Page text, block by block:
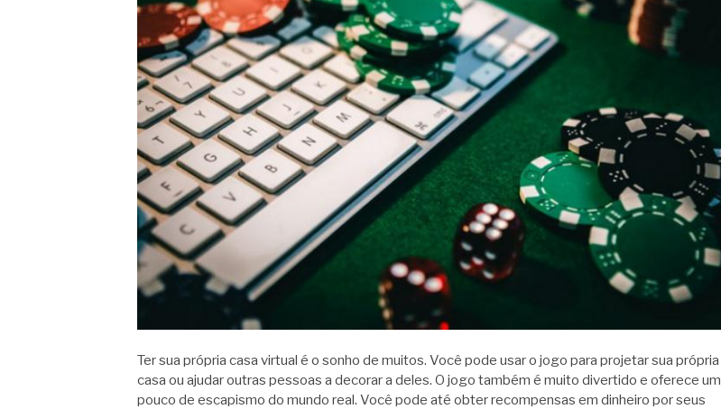
Ter sua própria casa virtual é o sonho de muitos. Você pode usar o jogo para projetar sua própria
casa ou ajudar outras pessoas a decorar a deles. O jogo também é muito divertido e oferece um
pouco de escapismo do mundo real. Você pode até obter recompensas em dinheiro por seus